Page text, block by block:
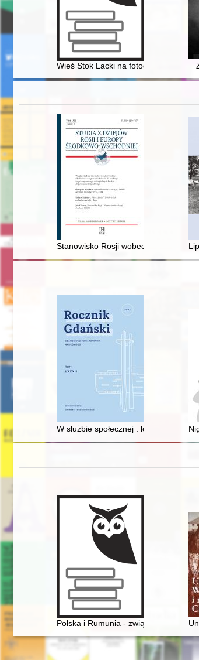
Wieś Stok Lacki na fotografii Alka
Stanowisko Rosji wobec inicjatywy
W służbie społecznej : losy Polaków
Polska i Rumunia - związki